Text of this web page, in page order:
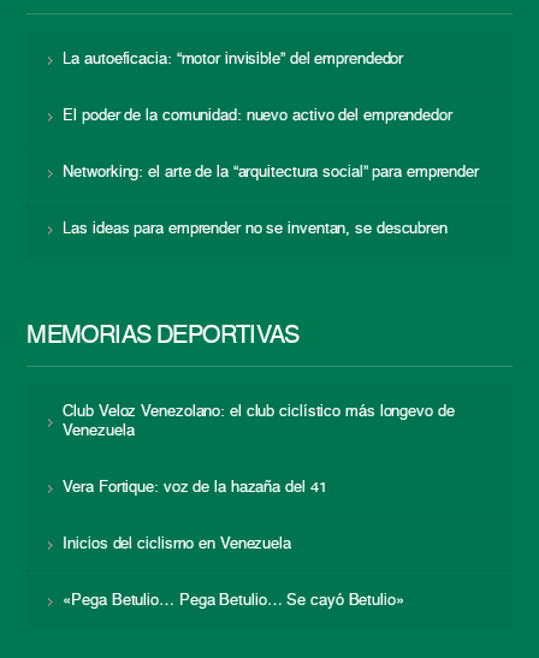
La autoeficacia: “motor invisible” del emprendedor
El poder de la comunidad: nuevo activo del emprendedor
Networking: el arte de la “arquitectura social” para emprender
Las ideas para emprender no se inventan, se descubren
MEMORIAS DEPORTIVAS
Club Veloz Venezolano: el club ciclístico más longevo de
Venezuela
Vera Fortique: voz de la hazaña del 41
Inicios del ciclismo en Venezuela
«Pega Betulio… Pega Betulio… Se cayó Betulio»